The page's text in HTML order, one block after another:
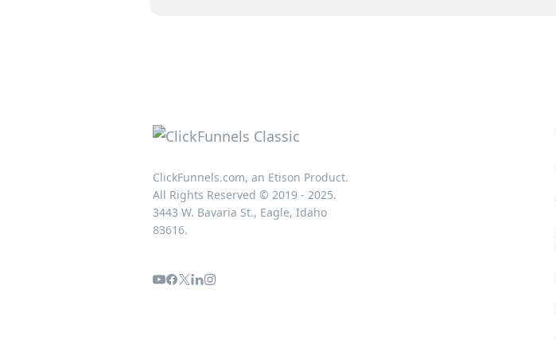
ClickFunnels.com, an Etison Product.
All Rights Reserved © 2019 - 2025.
3443 W. Bavaria St., Eagle, Idaho
83616.